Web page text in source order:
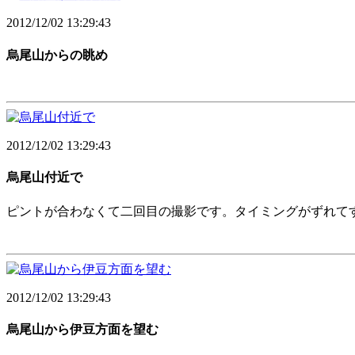
2012/12/02 13:29:43
烏尾山からの眺め
2012/12/02 13:29:43
烏尾山付近で
ピントが合わなくて二回目の撮影です。タイミングがずれて
2012/12/02 13:29:43
烏尾山から伊豆方面を望む